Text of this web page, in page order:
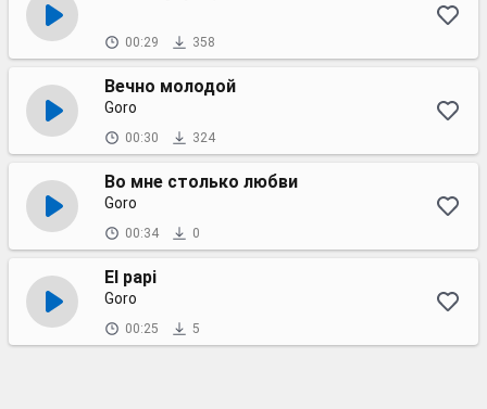
00:29 358
Вечно молодой
Goro
00:30 324
Во мне столько любви
Goro
00:34 0
El papi
Goro
00:25 5